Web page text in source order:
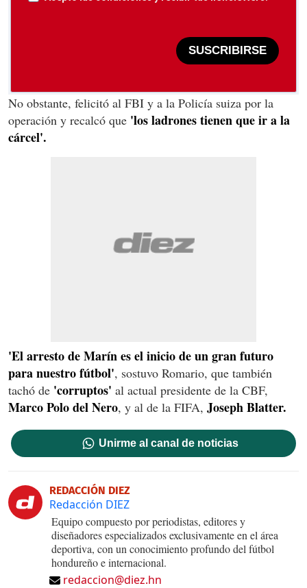
SUSCRIBIRSE
No obstante, felicitó al FBI y a la Policía suiza por la
operación y recalcó que 'los ladrones tienen que ir a la
cárcel'.
'El arresto de Marín es el inicio de un gran futuro
para nuestro fútbol', sostuvo Romario, que también
tachó de 'corruptos' al actual presidente de la CBF,
Marco Polo del Nero, y al de la FIFA, Joseph Blatter.
Unirme al canal de noticias
REDACCIÓN DIEZ
Redacción DIEZ
Equipo compuesto por periodistas, editores y
diseñadores especializados exclusivamente en el área
deportiva, con un conocimiento profundo del fútbol
hondureño e internacional.
redaccion@diez.hn